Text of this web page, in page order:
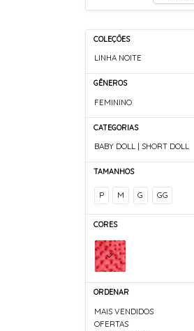
COLEÇÕES
LINHA NOITE
GÊNEROS
FEMININO
CATEGORIAS
BABY DOLL | SHORT DOLL
TAMANHOS
P M G GG
CORES
ORDENAR
MAIS VENDIDOS
OFERTAS